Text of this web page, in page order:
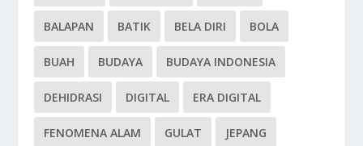
BALAPAN BATIK BELA DIRI BOLA
BUAH BUDAYA BUDAYA INDONESIA
DEHIDRASI DIGITAL ERA DIGITAL
FENOMENA ALAM GULAT JEPANG